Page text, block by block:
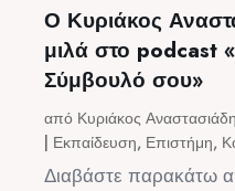
Ο Κυριάκος
μιλά στο podcast
Σύμβουλό σου»
από Κυριάκος
Εκπαίδευση, Επιστήμη,
Διαβάστε παρακάτω